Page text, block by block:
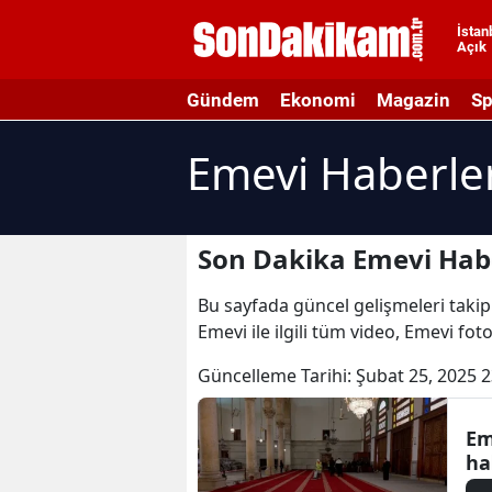
Açık
Gündem Ekonomi Magazin
Emevi
Son Dakika Emevi
Bu sayfada güncel gelişmeleri
Emevi ile ilgili tüm video, Emevi
Güncelleme Tarihi: Şubat 25, 2025